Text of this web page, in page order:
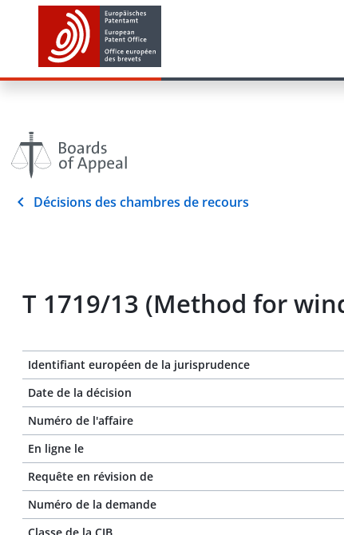
Décisions des chambres de recours
T 1719/13 (Method for
Identifiant européen de la jurisprudence
Date de la décision
Numéro de l'affaire
En ligne le
Requête en révision de
Numéro de la demande